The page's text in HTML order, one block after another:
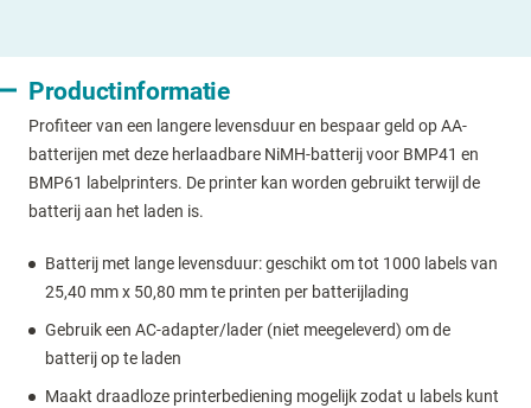
Productinformatie
Profiteer van een langere levensduur en bespaar geld op AA-
batterijen met deze herlaadbare NiMH-batterij voor BMP41 en
BMP61 labelprinters. De printer kan worden gebruikt terwijl de
batterij aan het laden is.
Batterij met lange levensduur: geschikt om tot 1000 labels van
25,40 mm x 50,80 mm te printen per batterijlading
Gebruik een AC-adapter/lader (niet meegeleverd) om de
batterij op te laden
Maakt draadloze printerbediening mogelijk zodat u labels kunt